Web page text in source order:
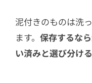
泥付きのものは洗
ます。 保存するな
い済みと選び分け